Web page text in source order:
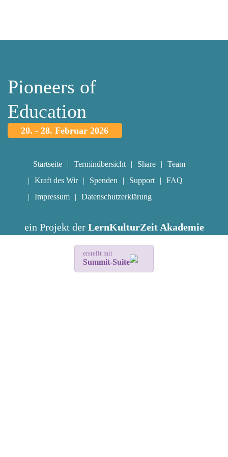
Pioneers of
Education
20. - 28. Februar 2026
Startseite Terminübersicht Share
Team
Kraft des Wir
Spenden Support
FAQ
Impressum
Datenschutzerklärung
ein Projekt der LernKulturZeit Akademie
erstellt mit
Summit-Suite